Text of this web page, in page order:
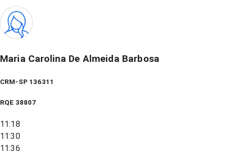
Maria Carolina De Almeida Barbosa
CRM-SP 136311
RQE 38807
11:18
11:30
11:36